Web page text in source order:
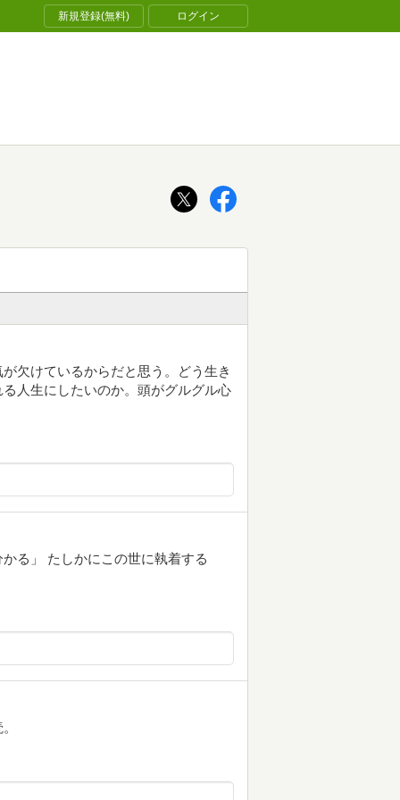
新規登録(無料) ログイン
欠けているからだと思う。どう生き
人生にしたいのか。頭がグルグル心
る」 たしかにこの世に執着する